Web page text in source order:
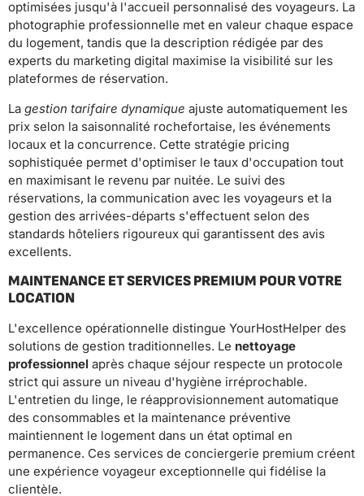
optimisées jusqu'à l'accueil personnalisé des voyageurs. La
photographie professionnelle met en valeur chaque espace
du logement, tandis que la description rédigée par des
experts du marketing digital maximise la visibilité sur les
plateformes de réservation.
La gestion tarifaire dynamique ajuste automatiquement les
prix selon la saisonnalité rochefortaise, les événements
locaux et la concurrence. Cette stratégie pricing
sophistiquée permet d'optimiser le taux d'occupation tout
en maximisant le revenu par nuitée. Le suivi des
réservations, la communication avec les voyageurs et la
gestion des arrivées-départs s'effectuent selon des
standards hôteliers rigoureux qui garantissent des avis
excellents.
MAINTENANCE ET SERVICES PREMIUM POUR VOTRE
LOCATION
L'excellence opérationnelle distingue YourHostHelper des
solutions de gestion traditionnelles. Le nettoyage
professionnel après chaque séjour respecte un protocole
strict qui assure un niveau d'hygiène irréprochable.
L'entretien du linge, le réapprovisionnement automatique
des consommables et la maintenance préventive
maintiennent le logement dans un état optimal en
permanence. Ces services de conciergerie premium créent
une expérience voyageur exceptionnelle qui fidélise la
clientèle.